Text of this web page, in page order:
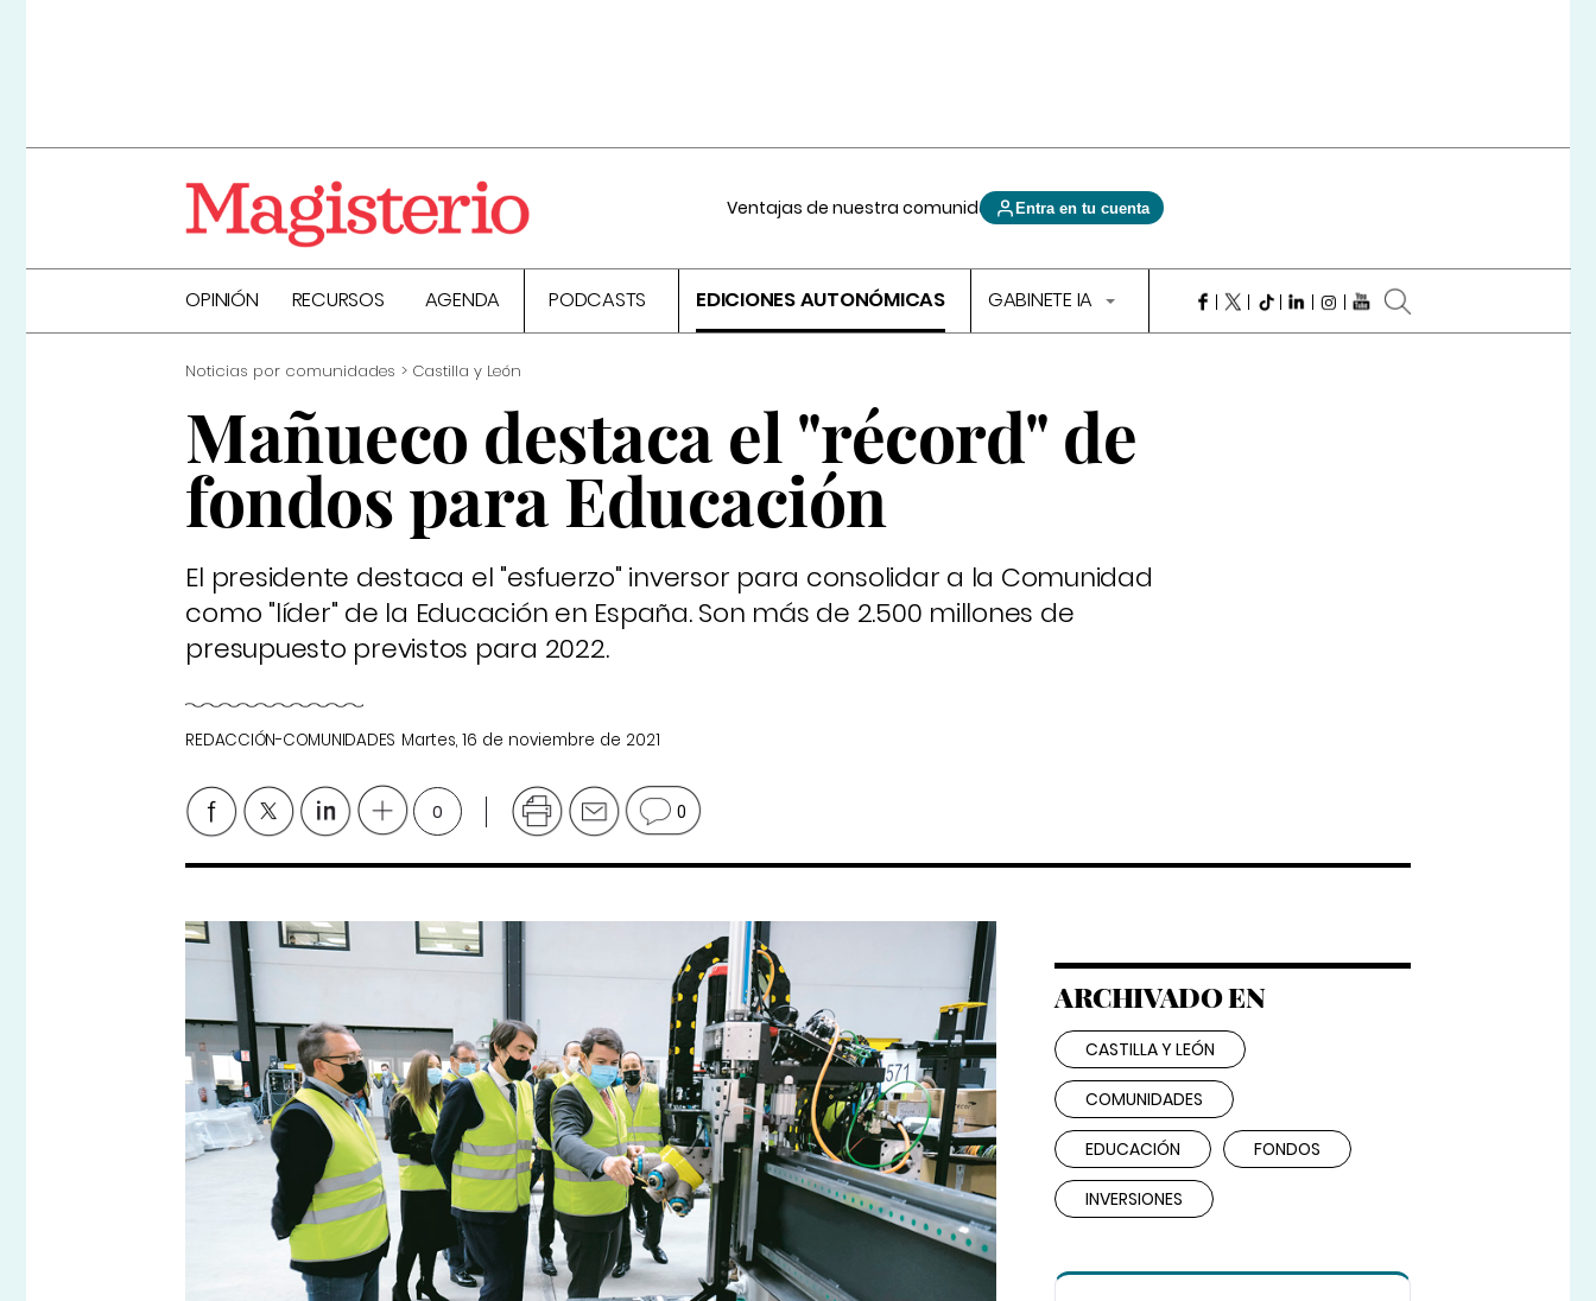
Ventajas de nuestra comunidad Entra en tu cuenta
OPINIÓN RECURSOS AGENDA PODCASTS EDICIONES AUTONÓMICAS GABINETE IA
Noticias por comunidades Castilla y León
Mañueco destaca el "récord" de
fondos para Educación
El presidente destaca el "esfuerzo" inversor para consolidar a la Comunidad
como "líder" de la Educación en España. Son más de 2.500 millones de
presupuesto previstos para 2022.
REDACCIÓN-COMUNIDADES Martes, 16 de noviembre de 2021
0 0
ARCHIVADO EN
CASTILLA Y LEÓN
COMUNIDADES
EDUCACIÓN FONDOS
INVERSIONES